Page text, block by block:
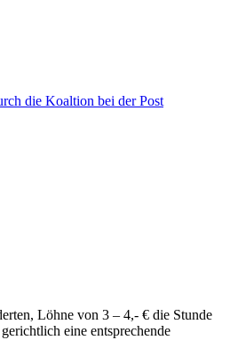
die Koaltion bei der Post
Löhne von 3 – 4,- € die Stunde
eine entsprechende